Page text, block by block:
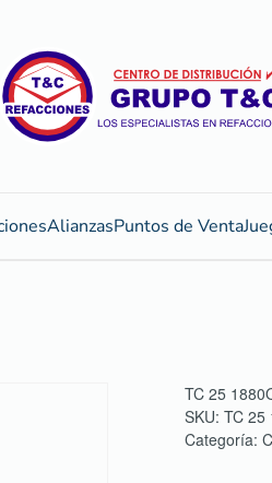
AlianzasPuntos de Venta
TC 25
SKU: TC 25
Categoría: